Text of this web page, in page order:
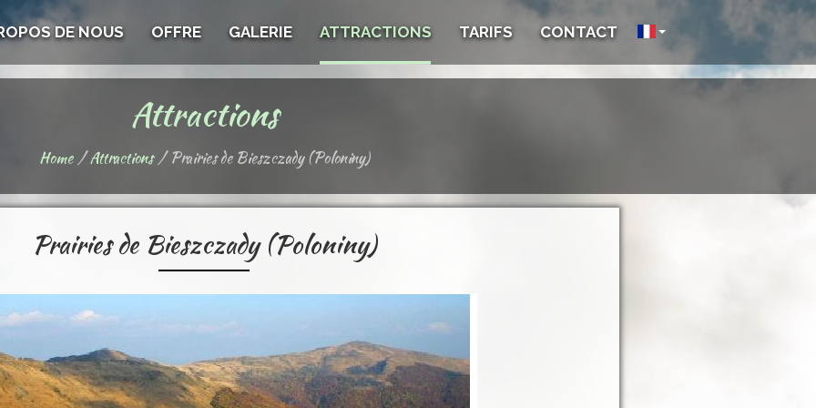
DE NOUS OFFRE GALERIE ATTRACTIONS TARIFS CONTACT
Attractions
Home Attractions Prairies de Bieszczady (Poloniny)
Prairies de Bieszczady (Poloniny)